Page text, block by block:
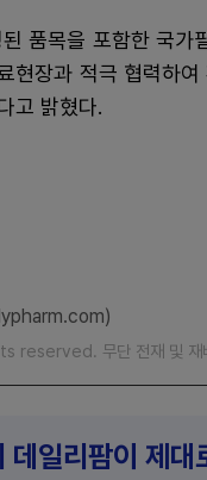
품목을 포함한 국
현장과 적극 협력하
고 밝혔다.
무단 전재 및 재
데일리팜이 제대